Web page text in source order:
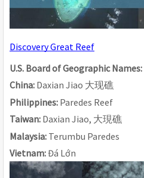
Discovery Great Reef
U.S. Board of Geographic Names:
China: Daxian Jiao 大现礁
Philippines: Paredes Reef
Taiwan: Daxian Jiao, 大現礁
Malaysia: Terumbu Paredes
Vietnam: Đá Lớn